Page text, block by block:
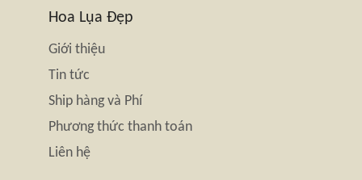
Hoa Lụa Đẹp
Giới thiệu
Tin tức
Ship hàng và Phí
Phương thức thanh toán
Liên hệ